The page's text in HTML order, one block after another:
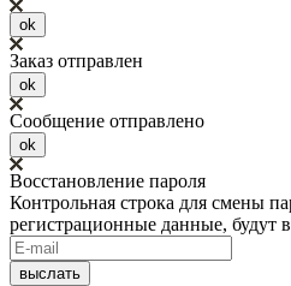
ok
Заказ отправлен
ok
Сообщение отправлено
ok
Восстановление пароля
Контрольная строка для смены
регистрационные данные, будут